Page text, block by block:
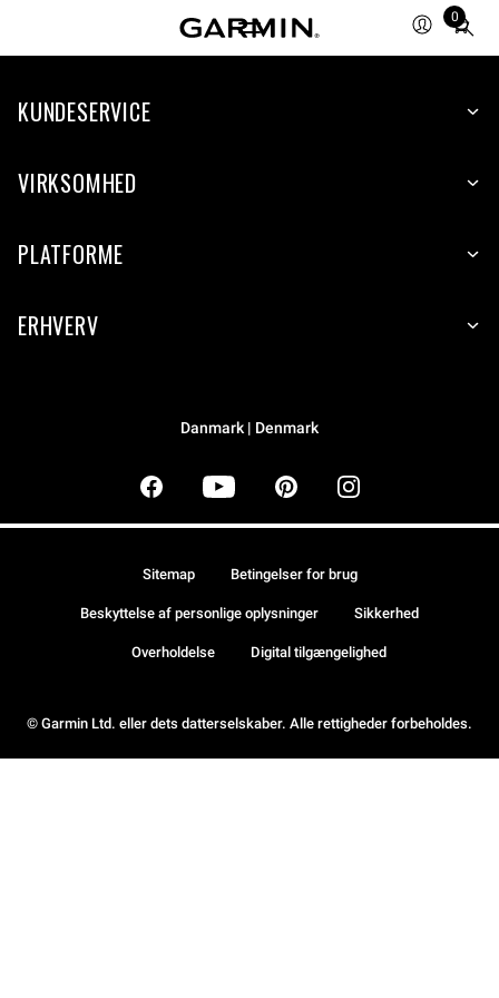
0
Total
items
cart:
KUNDESERVICE
VIRKSOMHED
PLATFORME
ERHVERV
Danmark | Denmark
© Garmin Ltd. eller dets datterselskaber. Alle rettigheder forbeholdes.
Sitemap Betingelser for brug
Beskyttelse af personlige oplysninger Sikkerhed
Overholdelse Digital tilgængelighed